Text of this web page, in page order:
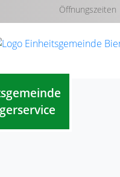
Öffnungszeiten